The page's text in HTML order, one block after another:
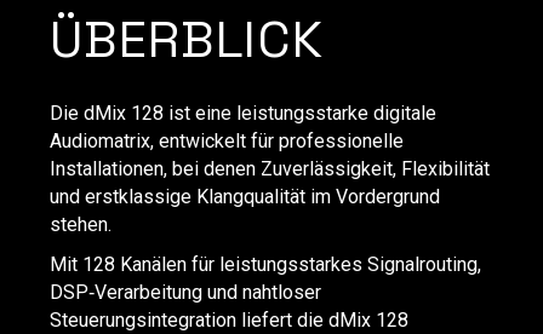
ÜBERBLICK
Die dMix 128 ist eine leistungsstarke digitale
Audiomatrix, entwickelt für professionelle
Installationen, bei denen Zuverlässigkeit, Flexibilität
und erstklassige Klangqualität im Vordergrund
stehen.
Mit 128 Kanälen für leistungsstarkes Signalrouting,
DSP‑Verarbeitung und nahtloser
Steuerungsintegration liefert die dMix 128